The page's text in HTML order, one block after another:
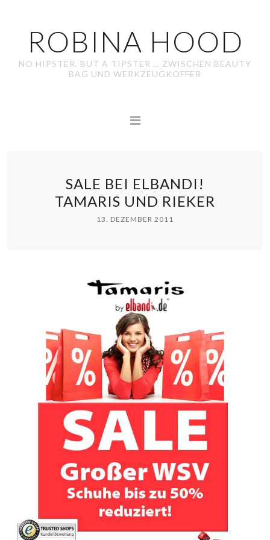
ROBINA HOOD
NO HIPSTER, BUT A TIPSTER … ZWISCHEN BEAUTY
BAG UND WERKZEUGKOFFER
SALE BEI ELBANDI!
TAMARIS UND RIEKER
13. DEZEMBER 2011